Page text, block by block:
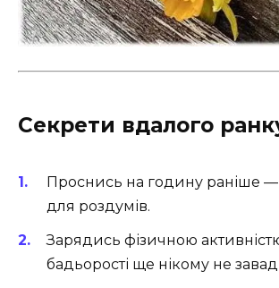
Секрети вдалого
Проснись на годину раніше —
для роздумів.
Зарядись фізичною
бадьорості ще нікому не